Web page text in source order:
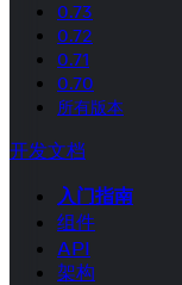
0.73
0.72
0.71
0.70
所有版本
开发文档
入门指南
组件
API
架构